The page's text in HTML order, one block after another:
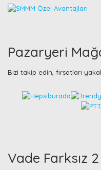
Pazaryeri
Bizi takip edin, fırsatları
Vade Farksız